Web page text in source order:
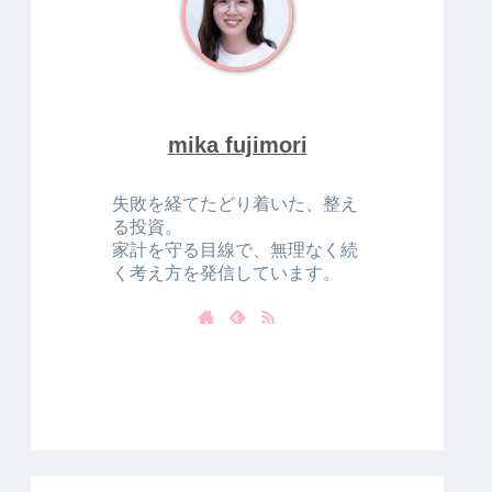
mika fujimori
失敗を経てたどり着いた、整え
る投資。
家計を守る目線で、無理なく続
く考え方を発信しています。